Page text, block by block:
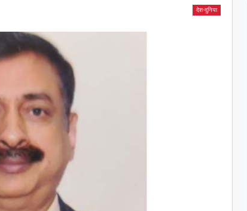
देश-दुनिया